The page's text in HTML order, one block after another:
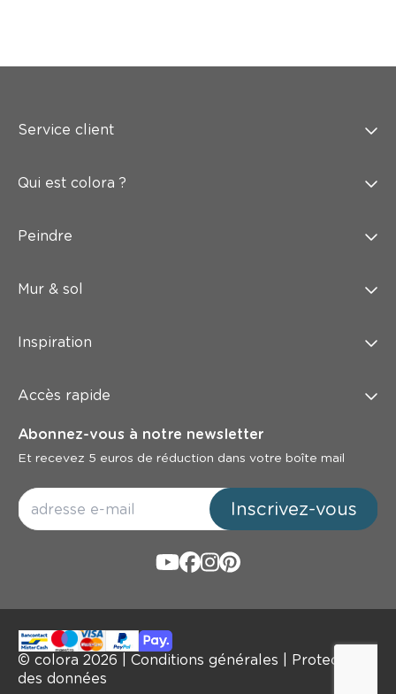
Service client
Qui est colora ?
Peindre
Mur & sol
Inspiration
Accès rapide
Abonnez-vous à notre newsletter
Et recevez 5 euros de réduction dans votre boîte mail
Inscrivez-vous
© colora 2026 Conditions générales
Protection
des données